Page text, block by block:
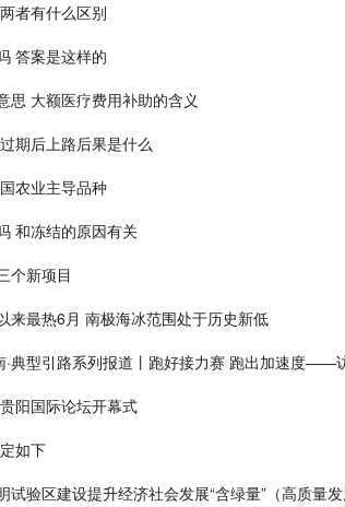
者有什么区别
答案是这样的
思 大额医疗费用补助的含义
期后上路后果是什么
农业主导品种
和冻结的原因有关
个新项目
来最热6月 南极海冰范围处于历史新低
·典型引路系列报道丨跑好接力赛 跑出加速度——
阳国际论坛开幕式
如下
验区建设提升经济社会发展“含绿量”（高质量发